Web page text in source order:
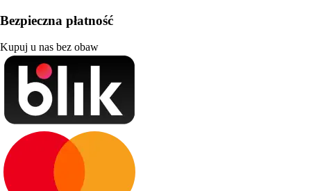
Bezpieczna płatność
Kupuj u nas bez obaw